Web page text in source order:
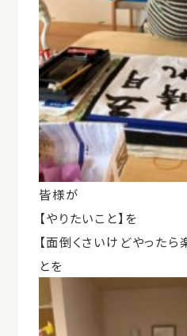
皆様が
【やりたいこと】を
【面倒くさいけどやったら
とを